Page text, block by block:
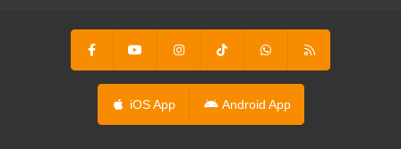
iOS App Android App